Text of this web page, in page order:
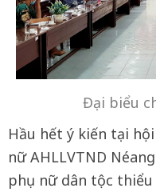
Đại biểu
Hầu hết ý kiến tại
nữ AHLLVTND
phụ nữ dân tộc